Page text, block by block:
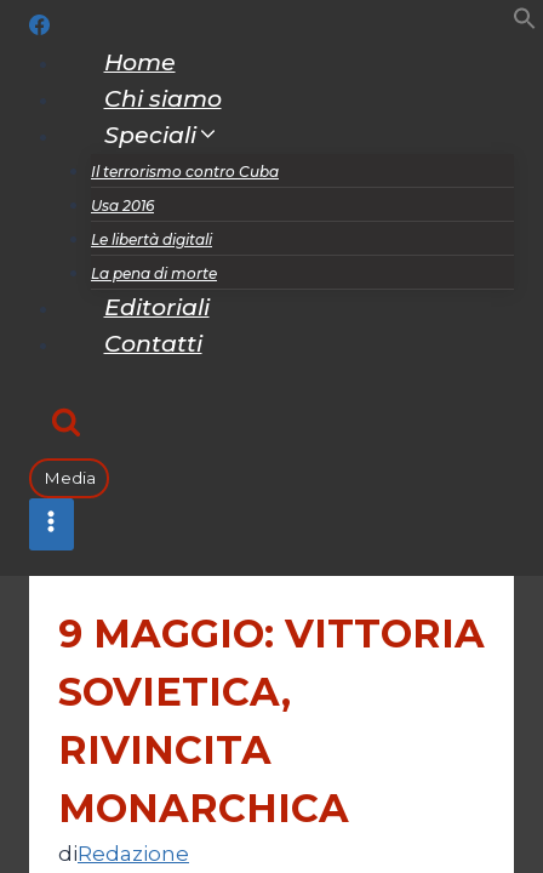
Salta
contenuto
Home
Chi siamo
Speciali
Il terrorismo contro Cuba
Usa 2016
Le libertà digitali
La pena di morte
Editoriali
Contatti
Media
9 MAGGIO: VITTORIA
SOVIETICA,
RIVINCITA
MONARCHICA
diRedazione